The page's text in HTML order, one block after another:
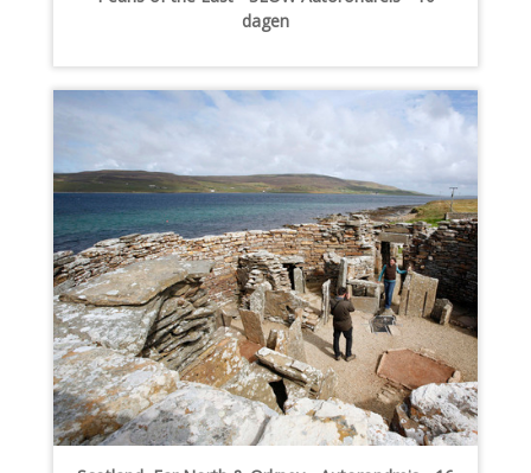
dagen